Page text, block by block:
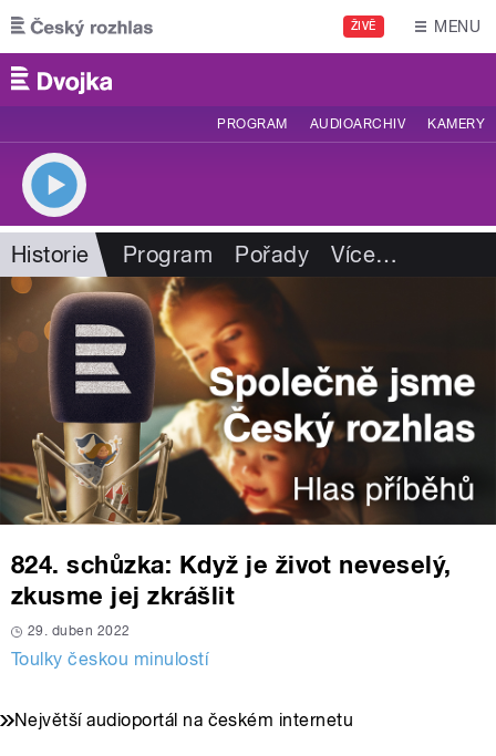
Přejít k hlavnímu obsahu
ŽIVĚ MENU
PROGRAM AUDIOARCHIV KAMERY
Historie Program Pořady Více…
824. schůzka: Když je život neveselý,
zkusme jej zkrášlit
29. duben 2022
Toulky českou minulostí
Největší audioportál na českém internetu